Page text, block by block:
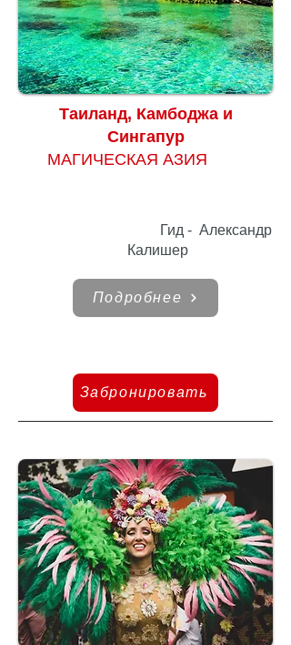
Таиланд, Камбоджа и
Сингапур
МАГИЧЕСКАЯ АЗИЯ
Гид - Александр
Калишер
Подробнее
Забронировать